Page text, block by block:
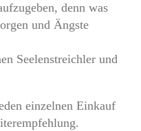
denn was
und Ängste
Seelenstreichler und
einzelnen Einkauf